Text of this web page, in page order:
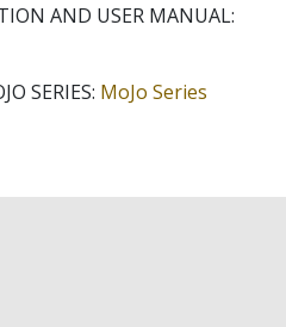
AND USER MANUAL:
SERIES: MoJo Series